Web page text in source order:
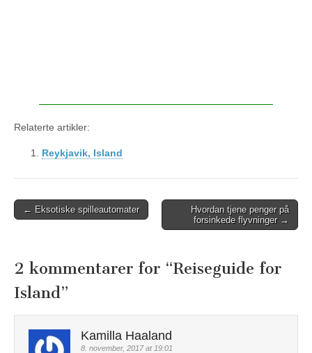
Relaterte artikler:
Reykjavik, Island
Post navigation
← Eksotiske spilleautomater
Hvordan tjene penger på
forsinkede flyvninger →
2 kommentarer for “Reiseguide for
Island”
Kamilla Haaland
8. november, 2017 at 19:01